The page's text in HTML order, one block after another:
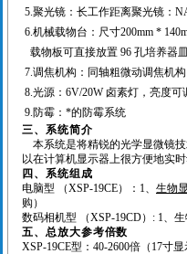
5. 聚光镜：长工作距离聚光镜：
6. 机械载物台：尺寸200mm *
载物板可直接放置 96 孔培养器
7. 调焦机构：同轴粗微动调焦机
8. 光源： 6V/20W卤素灯，亮度可
9. 防霉：*的防霉系统
三、系统简介
本系统是将精锐的光学显微镜
以在计算机显示器上很方便地实
四、系统组成
电脑型
（XSP-19CE） ： 1
生物
购）
数码相机型
（XSP-19CD）: 1
、
五、总放大参考倍数
XSP-19CE型： 40-2600倍（ 17寸显